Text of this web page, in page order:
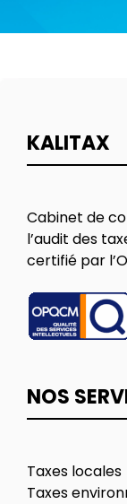
KALITAX
Cabinet de
l’audit des
certifié par
NOS
Taxes locales
Taxes